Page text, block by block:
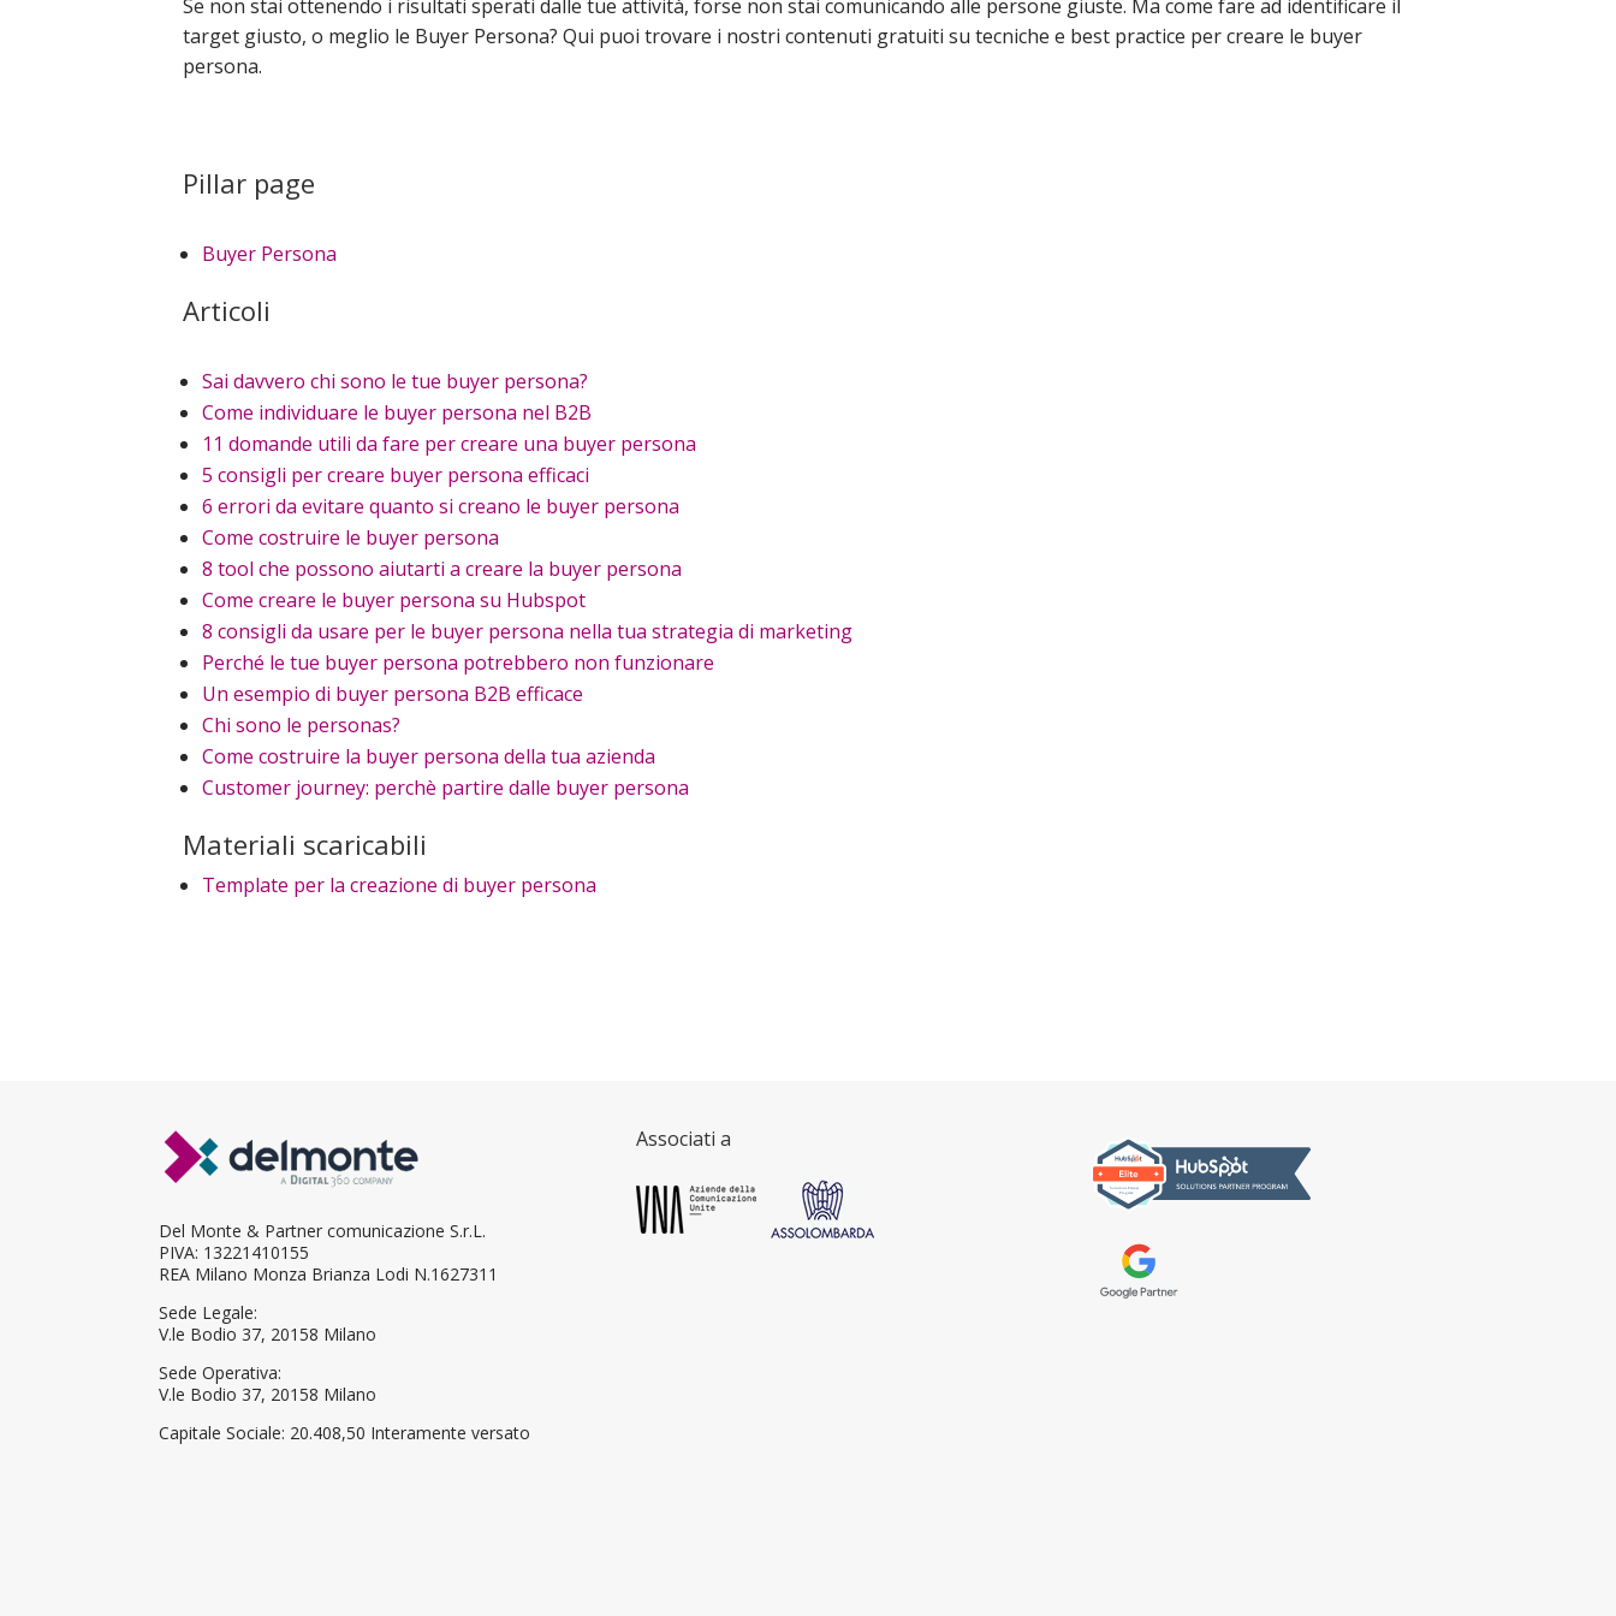
Se non stai ottenendo i risultati sperati dalle tue attività, forse non stai comunicando alle persone giuste. Ma come fare ad identificare il
target giusto, o meglio le Buyer Persona? Qui puoi trovare i nostri contenuti gratuiti su tecniche e best practice per creare le buyer
persona.
Pillar page
Buyer Persona
Articoli
Sai davvero chi sono le tue buyer persona?
Come individuare le buyer persona nel B2B
11 domande utili da fare per creare una buyer persona
5 consigli per creare buyer persona efficaci
6 errori da evitare quanto si creano le buyer persona
Come costruire le buyer persona
8 tool che possono aiutarti a creare la buyer persona
Come creare le buyer persona su Hubspot
8 consigli da usare per le buyer persona nella tua strategia di marketing
Perché le tue buyer persona potrebbero non funzionare
Un esempio di buyer persona B2B efficace
Chi sono le personas?
Come costruire la buyer persona della tua azienda
Customer journey: perchè partire dalle buyer persona
Materiali scaricabili
Template per la creazione di buyer persona
Del Monte & Partner comunicazione S.r.L.
PIVA: 13221410155
REA Milano Monza Brianza Lodi N.1627311
Sede Legale:
V.le Bodio 37, 20158 Milano
Sede Operativa:
V.le Bodio 37, 20158 Milano
Capitale Sociale: 20.408,50 Interamente versato
Associati a